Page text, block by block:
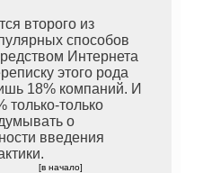
второго из
способов
Интернета
этого рода
18% компаний. И
только-только
о
введения
[в начало]